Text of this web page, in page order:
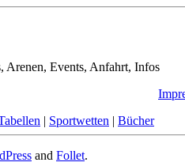
Arenen, Events, Anfahrt, Infos
| Sportwetten | Bücher
and Follet.